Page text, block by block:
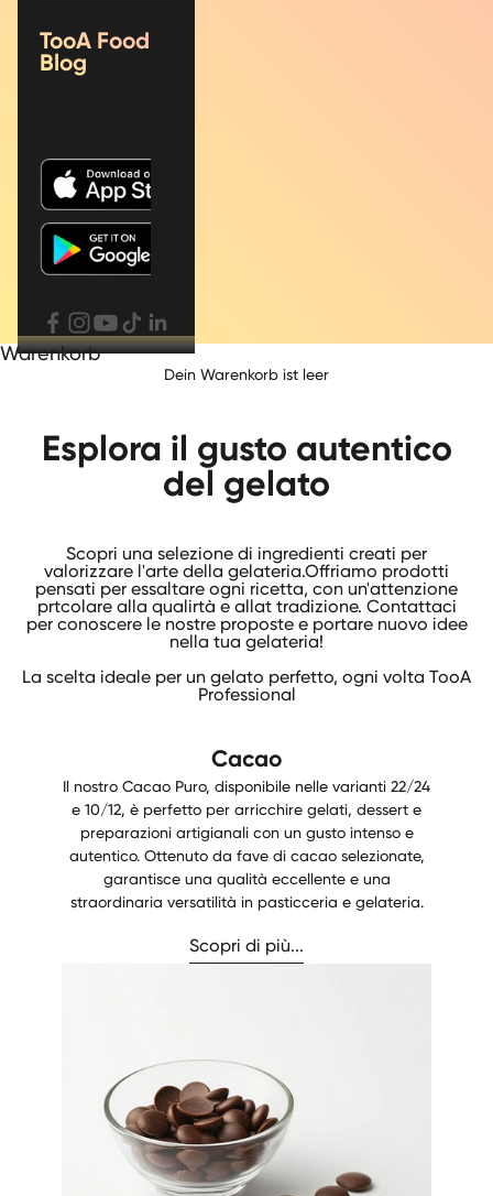
TooA Food
Blog
Warenkorb
Dein Warenkorb ist leer
Esplora il gusto autentico
del gelato
Scopri una selezione di ingredienti creati per
valorizzare l'arte della gelateria.Offriamo prodotti
pensati per essaltare ogni ricetta, con un'attenzione
prtcolare alla qualirtà e allat tradizione. Contattaci
per conoscere le nostre proposte e portare nuovo idee
nella tua gelateria!
La scelta ideale per un gelato perfetto, ogni volta TooA
Professional
Cacao
Il nostro Cacao Puro, disponibile nelle varianti 22/24
e 10/12, è perfetto per arricchire gelati, dessert e
preparazioni artigianali con un gusto intenso e
autentico. Ottenuto da fave di cacao selezionate,
garantisce una qualità eccellente e una
straordinaria versatilità in pasticceria e gelateria.
Scopri di più...